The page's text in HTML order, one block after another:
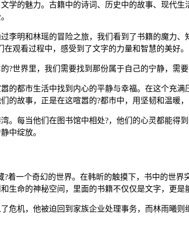
学的魅力。古籍中的诗词、历史中的故事、现代
李明和林瑶的冒险之旅，我们看到了书籍的魔力
观看过程中，感受到了文字的力量和智慧的美好。
世界里，我们需要找到那份属于自己的宁静，需
的都市生活中找到内心的平静与幸福。在这个充
故事，正是在这喧嚣的?都市中，用坚韧和温暖，
。每当他们在图书馆中相处?，他们的心灵都能得
中绽放。
着一个奇幻的世界。在韩昕的触摸下，书中的世
生命的神秘空间，里面的书籍不仅仅是文字，更是
危机，他被迫回到家族企业处理事务，而林雨曦